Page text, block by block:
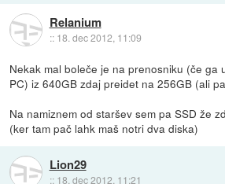
Relanium
:: 18. dec 2012, 11:09
Nekak mal boleče je na prenosniku (če ga
PC) iz 640GB zdaj preidet na 256GB (ali
Na namiznem od staršev sem pa SSD že
(ker tam pač lahk maš notri dva diska)
Lion29
:: 18. dec 2012, 11:21